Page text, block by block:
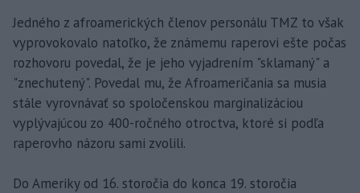
Jedného z afroamerických členov personálu TMZ to však
vyprovokovalo natoľko, že známemu raperovi ešte počas
rozhovoru povedal, že je jeho vyjadrením "sklamaný" a
"znechutený". Povedal mu, že Afroameričania sa musia
stále vyrovnávať so spoločenskou marginalizáciou
vyplývajúcou zo 400-ročného otroctva, ktoré si podľa
raperovho názoru sami zvolili.
Do Ameriky od 16. storočia do konca 19. storočia